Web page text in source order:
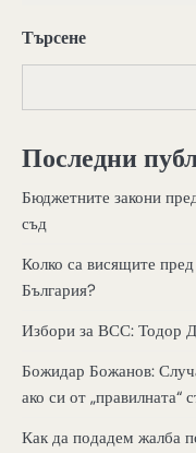
Търсене
Последни
Бюджетните закони
съд
Колко са висящите
България?
Избори за ВСС: Тодор
Божидар Божанов:
ако си от „правилната“
Как да подадем жалба